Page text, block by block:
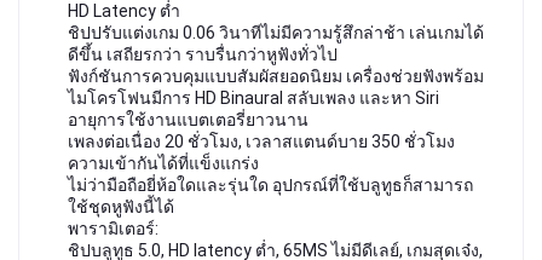
HD Latency ต่ำ
ชิปปรับแต่งเกม 0.06 วินาทีไม่มีความรู้สึกล่าช้า เล่นเกมได้
ดีขึ้น เสถียรกว่า ราบรื่นกว่าหูฟังทั่วไป
ฟังก์ชันการควบคุมแบบสัมผัสยอดนิยม เครื่องช่วยฟังพร้อม
ไมโครโฟนมีการ HD Binaural สลับเพลง และหา Siri
อายุการใช้งานแบตเตอรี่ยาวนาน
เพลงต่อเนื่อง 20 ชั่วโมง, เวลาสแตนด์บาย 350 ชั่วโมง
ความเข้ากันได้ที่แข็งแกร่ง
ไม่ว่ามือถือยี่ห้อใดและรุ่นใด อุปกรณ์ที่ใช้บลูทูธก็สามารถ
ใช้ชุดหูฟังนี้ได้
พารามิเตอร์:
ชิปบลูทูธ 5.0, HD latency ต่ำ, 65MS ไม่มีดีเลย์, เกมสุดเจ๋ง,